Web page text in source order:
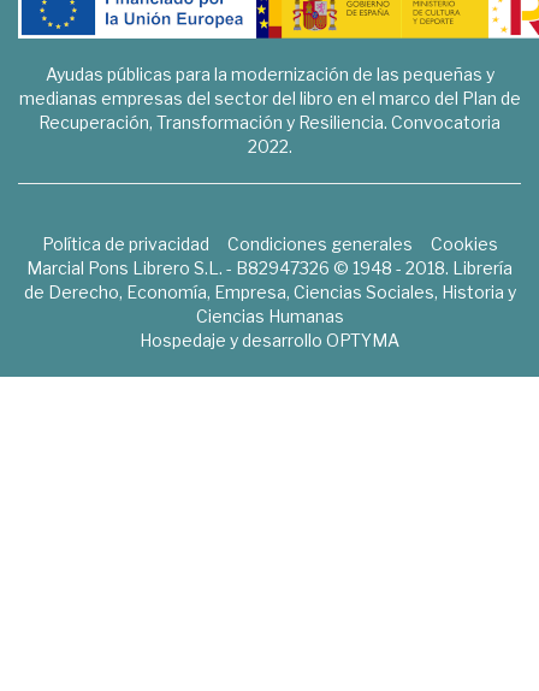
Ayudas públicas para la modernización de las pequeñas y
medianas empresas del sector del libro en el marco del Plan de
Recuperación, Transformación y Resiliencia. Convocatoria
2022.
Política de privacidad Condiciones generales
Cookies
Marcial Pons Librero S.L. - B82947326 © 1948 - 2018. Librería
de Derecho, Economía, Empresa, Ciencias Sociales, Historia y
Ciencias Humanas
Hospedaje y desarrollo OPTYMA